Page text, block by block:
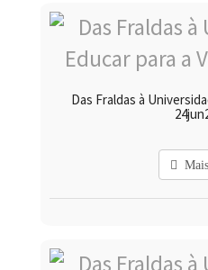
Das Fraldas à